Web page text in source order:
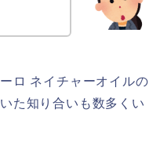
ロ ネイチャーオイルの
た知り合いも数多くい